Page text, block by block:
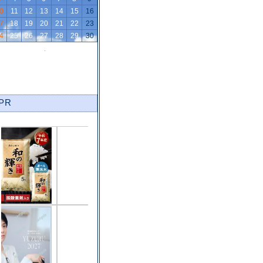
11 12 13 14 15
16
18 19 20 21 22
23
25 26 27 28 29 30